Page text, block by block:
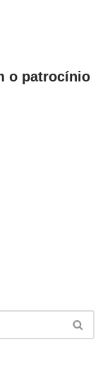
o patrocínio